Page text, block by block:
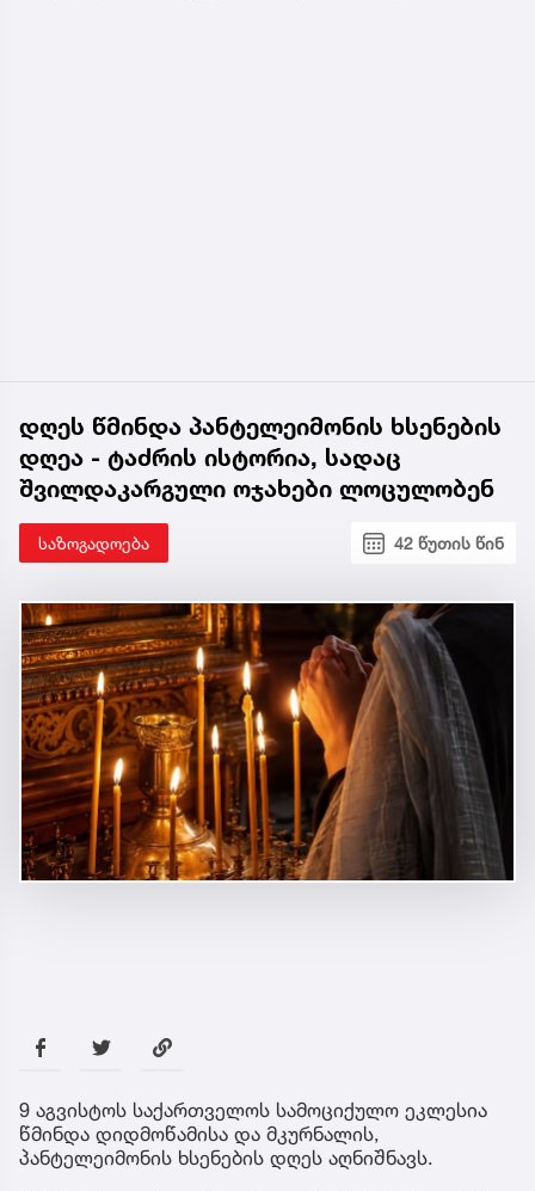
დღეს წმინდა პანტელეიმონის ხსენების
დღეა - ტაძრის ისტორია, სადაც
შვილდაკარგული ოჯახები ლოცულობენ
საზოგადოება 42 წუთის წინ
9 აგვისტოს საქართველოს სამოციქულო ეკლესია
წმინდა დიდმოწამისა და მკურნალის,
პანტელეიმონის ხსენების დღეს აღნიშნავს.